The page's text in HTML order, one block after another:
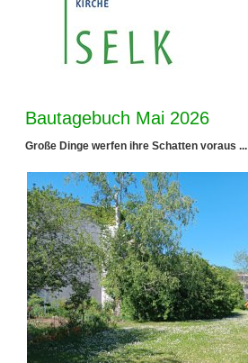
Bautagebuch Mai 2026
Große Dinge werfen ihre Schatten voraus ...